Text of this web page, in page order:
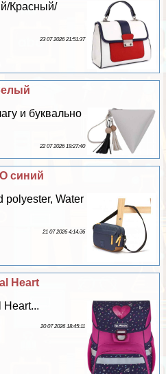
Красный/
23 07 2026 21:51:37
и буквально
22 07 2026 19:27:40
синий
Water
21 07 2026 4:14:36
Heart
Heart...
20 07 2026 18:45:11